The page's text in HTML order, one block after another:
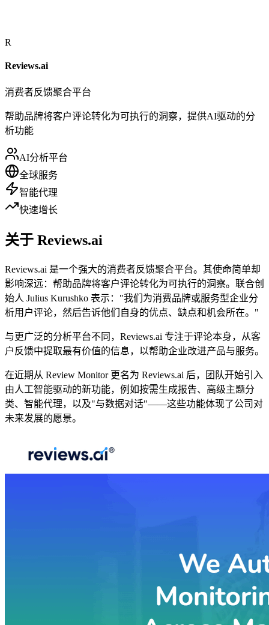
R
Reviews.ai
消费者反馈聚合平台
帮助品牌将客户评论转化为可执行的洞察，提供AI驱动的分
析功能
AI分析平台
全球服务
智能代理
快速增长
关于 Reviews.ai
Reviews.ai 是一个强大的消费者反馈聚合平台。其使命简单却
影响深远：帮助品牌将客户评论转化为可执行的洞察。联合创
始人 Julius Kurushko 表示："我们为消费品牌或服务型企业分
析用户评论，然后告诉他们自身的优点、缺点和机会所在。"
与更广泛的分析平台不同，Reviews.ai 专注于评论本身，从客
户反馈中提取最有价值的信息，以帮助企业改进产品与服务。
在近期从 Review Monitor 更名为 Reviews.ai 后，团队开始引入
由人工智能驱动的新功能，例如按需生成报告、高级主题分
类、智能代理，以及"与数据对话"——这些功能体现了公司对
未来发展的愿景。